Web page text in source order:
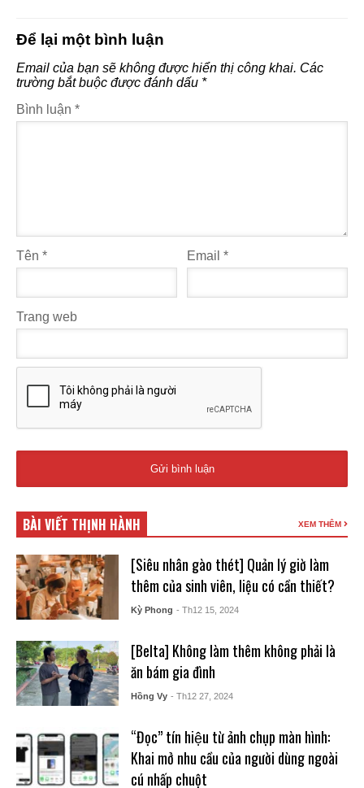
Để lại một bình luận
Email của bạn sẽ không được hiển thị công khai. Các
trường bắt buộc được đánh dấu *
Bình luận *
Tên * Email*
Trang web
BÀI VIẾT THỊNH HÀNH XEM THÊM
[Siêu nhân gào thét] Quản lý giờ làm
thêm của sinh viên, liệu có cần thiết?
Kỳ Phong - Th12 15, 2024
[Belta] Không làm thêm không phải là
ăn bám gia đình
Hồng Vy - Th12 27, 2024
“Đọc” tín hiệu từ ảnh chụp màn hình:
Khai mở nhu cầu của người dùng ngoài
cú nhấp chuột